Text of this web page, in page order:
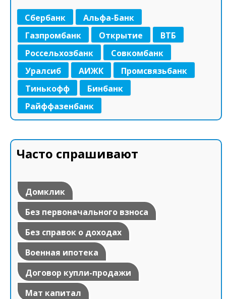
Сбербанк
Альфа-Банк
Газпромбанк
Открытие
ВТБ
Россельхозбанк
Совкомбанк
Уралсиб
АИЖК
Промсвязьбанк
Тинькофф
Бинбанк
Райффазенбанк
Часто спрашивают
Домклик
Без первоначального взноса
Без справок о доходах
Военная ипотека
Договор купли-продажи
Мат капитал